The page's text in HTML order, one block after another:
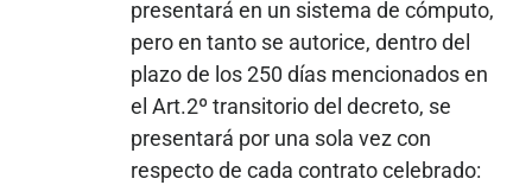
presentará en un sistema de cómputo,
pero en tanto se autorice, dentro del
plazo de los 250 días mencionados en
el Art.2º transitorio del decreto, se
presentará por una sola vez con
respecto de cada contrato celebrado: